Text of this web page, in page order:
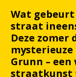
Wat
straat
Deze zomer
Grunn –